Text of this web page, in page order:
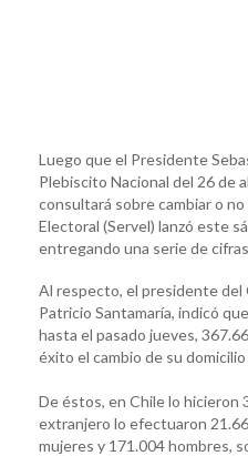
Luego que el Presidente
Plebiscito Nacional del 26 de
consultará sobre cambiar o
Electoral (Servel) lanzó este
entregando una serie de
Al respecto, el presidente del
Patricio Santamaría, indicó
hasta el pasado jueves,
éxito el cambio de su
De éstos, en Chile lo hicieron
extranjero lo efectuaron
mujeres y 171.004 hombres,